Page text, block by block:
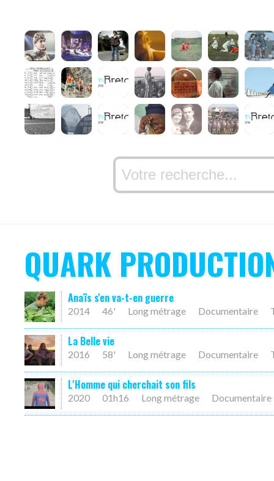
QUARK
Anaïs s'en va-t-en guerre
2014 46' Long métrage Documentaire
La Belle vie
2016 58' Long métrage Documentaire
L'Homme qui cherchait son fils
2020 01h16 Long métrage Documentaire